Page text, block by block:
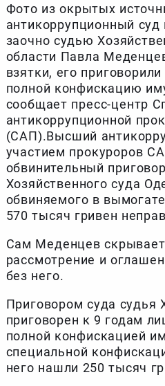
Фото из окрытых
антикоррупционный
заочно судью
области Павла
взятки, его
полной конфискацию
сообщает пресс-центр
антикоррупционной
(САП).Высший
участием прокуроров
обвинительный
Хозяйственного суда
обвиняемого в
570 тысяч гривен
Сам Меденцев
рассмотрение и
без него.
Приговором суда судья
приговорен к 9 годам
полной конфискацией
специальной
него нашли 250 тысяч